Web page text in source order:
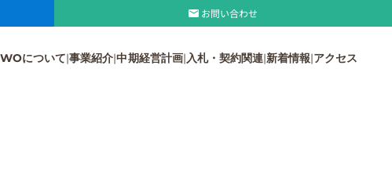
について 事業紹介 中期経営計画 入札・契約関連 新着情報 アクセス
お問い合わせ